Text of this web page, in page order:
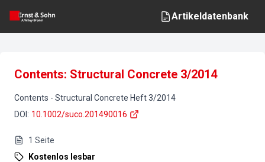
Artikeldatenbank
Contents: Structural Concrete 3/2014
Contents - Structural Concrete Heft3/2014
DOI : 10.1002/suco.201490016
1 Seite
Kostenlos lesbar